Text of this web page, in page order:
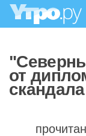
от
скандала